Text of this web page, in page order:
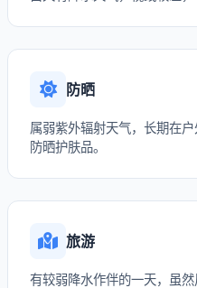
防晒
属弱紫外辐射天气，长期在
防晒护肤品。
旅游
有较弱降水作伴的一天，虽